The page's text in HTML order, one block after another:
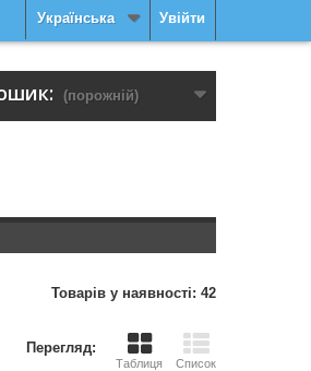
Увійти
Українська
(порожній)
Товарів у наявності: 42
Перегляд:
Таблиця Список